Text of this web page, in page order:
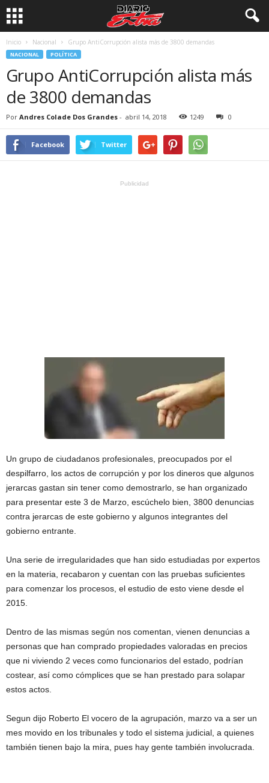
Inicio Nacional Grupo AntiCorrupción alista más de 3800 demandas
NACIONAL POLÍTICA
Grupo AntiCorrupción alista más
de 3800 demandas
Por Andres Colade Dos Grandes - abril 14, 2018 1249 0
Facebook Twitter
Publicidad
Un grupo de ciudadanos profesionales, preocupados por el
despilfarro, los actos de corrupción y por los dineros que algunos
jerarcas gastan sin tener como demostrarlo, se han organizado
para presentar este 3 de Marzo, escúchelo bien, 3800 denuncias
contra jerarcas de este gobierno y algunos integrantes del
gobierno entrante.
Una serie de irregularidades que han sido estudiadas por expertos
en la materia, recabaron y cuentan con las pruebas suficientes
para comenzar los procesos, el estudio de esto viene desde el
2015.
Dentro de las mismas según nos comentan, vienen denuncias a
personas que han comprado propiedades valoradas en precios
que ni viviendo 2 veces como funcionarios del estado, podrían
costear, así como cómplices que se han prestado para solapar
estos actos.
Segun dijo Roberto El vocero de la agrupación, marzo va a ser un
mes movido en los tribunales y todo el sistema judicial, a quienes
también tienen bajo la mira, pues hay gente también involucrada.